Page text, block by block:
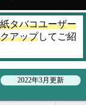
紙タバコユーザー
アップしてご紹
2022年3月更新